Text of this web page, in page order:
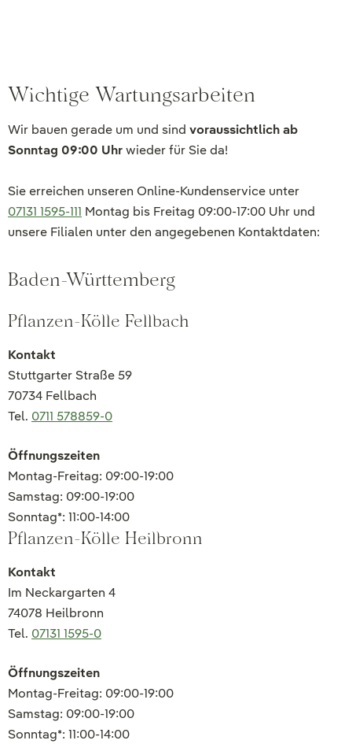
Wichtige Wartungsarbeiten
Wir bauen gerade um und sind voraussichtlich ab
Sonntag 09:00 Uhrwieder für Sie da!
Sie erreichen unseren Online-Kundenservice unter
07131 1595-111 Montag bis Freitag 09:00-17:00 Uhr und
unsere Filialen unter den angegebenen Kontaktdaten:
Baden-Württemberg
Pflanzen-Kölle Fellbach
Kontakt
Stuttgarter Straße 59
70734 Fellbach
Tel. 0711 578859-0
Öffnungszeiten
Montag-Freitag: 09:00-19:00
Samstag: 09:00-19:00
Sonntag*: 11:00-14:00
Pflanzen-Kölle Heilbronn
Kontakt
Im Neckargarten 4
74078 Heilbronn
Tel. 07131 1595-0
Öffnungszeiten
Montag-Freitag: 09:00-19:00
Samstag: 09:00-19:00
Sonntag*: 11:00-14:00